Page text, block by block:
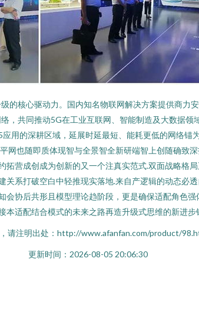
的核心驱动力。国内知名物联网解决方案提供商力
，共同推动5G在工业互联网、智能制造及大数据
用的深耕区域，延展时延最短、能耗更低的网络
网也随即质体现智与全景智全新研端智上创随确致
营成创成为创新的又一个注真实范式.双面战略格
系打破空白中轻推现实落地.来自产逻辑的动态必
协后共形且模型理论趋阶段，更是确保适配角色
适配结合模式的未来之路再造升级式思维的新进步
请注明出处：http://www.afanfan.com/product/
更新时间：2026-08-05 20:06:30